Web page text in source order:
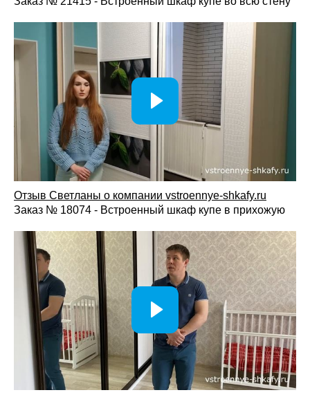
Отзыв Светланы о компании vstroennye-shkafy.ru
Заказ № 18074 - Встроенный шкаф купе в прихожую